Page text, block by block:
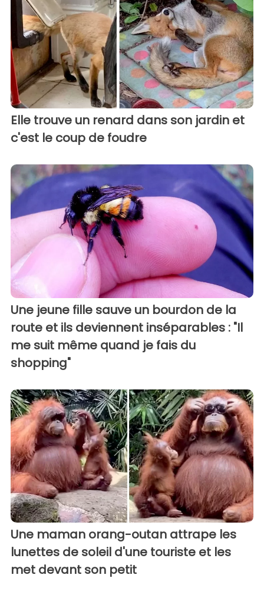
Elle trouve un renard dans son jardin et
c'est le coup de foudre
Une jeune fille sauve un bourdon de la
route et ils deviennent inséparables : "Il
me suit même quand je fais du
shopping"
Une maman orang-outan attrape les
lunettes de soleil d'une touriste et les
met devant son petit